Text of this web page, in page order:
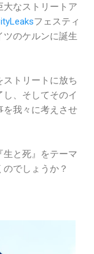
大なストリートア
フェスティ
のケルンに誕生
トリートに放ち
、そしてそのイ
を我々に考えさせ
生と死』をテーマ
でしょうか？